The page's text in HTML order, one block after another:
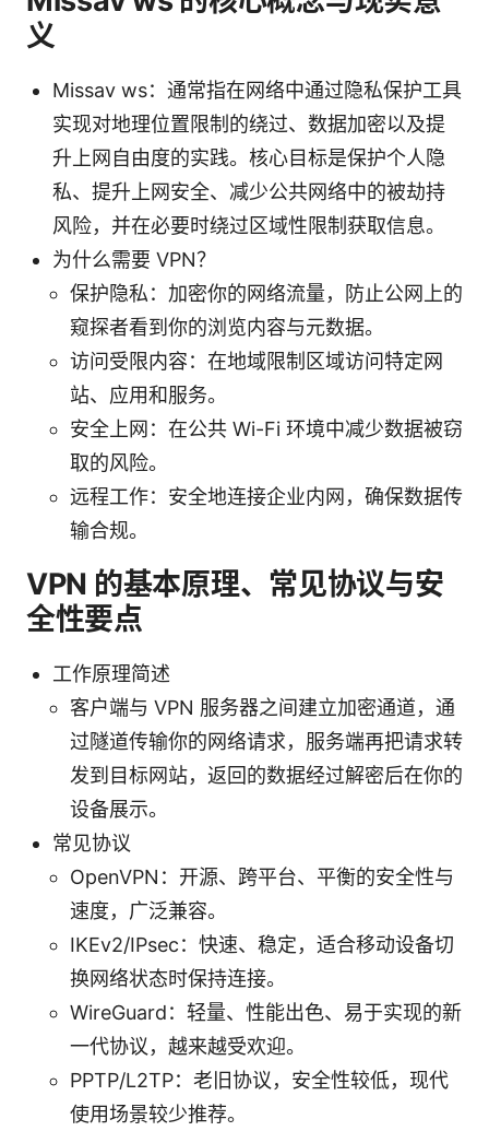
义
Missav ws：通常指在网络中通过隐私保护工具
实现对地理位置限制的绕过、数据加密以及提
升上网自由度的实践。核心目标是保护个人隐
私、提升上网安全、减少公共网络中的被劫持
风险，并在必要时绕过区域性限制获取信息。
为什么需要 VPN？
保护隐私：加密你的网络流量，防止公网上的
窥探者看到你的浏览内容与元数据。
访问受限内容：在地域限制区域访问特定网
站、应用和服务。
安全上网：在公共 Wi-Fi 环境中减少数据被窃
取的风险。
远程工作：安全地连接企业内网，确保数据传
输合规。
VPN 的基本原理、常见协议与安
全性要点
工作原理简述
客户端与 VPN 服务器之间建立加密通道，通
过隧道传输你的网络请求，服务端再把请求转
发到目标网站，返回的数据经过解密后在你的
设备展示。
常见协议
OpenVPN：开源、跨平台、平衡的安全性与
速度，广泛兼容。
IKEv2/IPsec：快速、稳定，适合移动设备切
换网络状态时保持连接。
WireGuard：轻量、性能出色、易于实现的新
一代协议，越来越受欢迎。
PPTP/L2TP：老旧协议，安全性较低，现代
使用场景较少推荐。